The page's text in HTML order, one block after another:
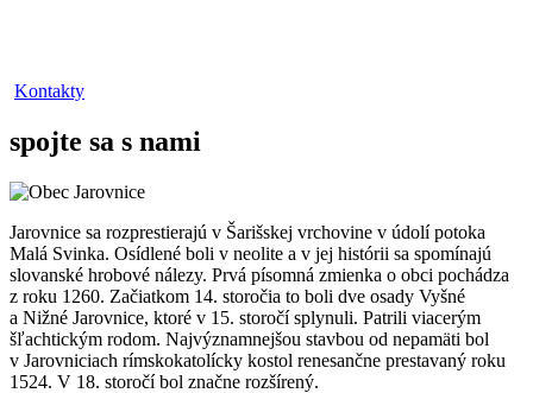
Kontakty
spojte sa s nami
Jarovnice sa rozprestierajú v Šarišskej vrchovine v údolí potoka
Malá Svinka. Osídlené boli v neolite a v jej histórii sa spomínajú
slovanské hrobové nálezy. Prvá písomná zmienka o obci pochádza
z roku 1260. Začiatkom 14. storočia to boli dve osady Vyšné
a Nižné Jarovnice, ktoré v 15. storočí splynuli. Patrili viacerým
šľachtickým rodom. Najvýznamnejšou stavbou od nepamäti bol
v Jarovniciach rímskokatolícky kostol renesančne prestavaný roku
1524. V 18. storočí bol značne rozšírený.